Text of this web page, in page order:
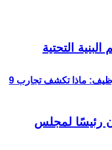
تدريب الشباب الإفريقي على التوظيف: ماذا تكشف تجارب 9
التحتية
رئيسًا لمجلس